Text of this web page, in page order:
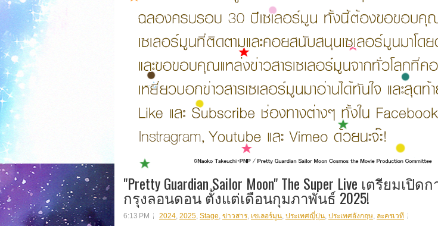
"Pretty Guardian Sailor Moon" The Super Live เตรียมเปิ
กรุงลอนดอน ตั้งแต่เดือนกุมภาพันธ์ 2025!
6:13 PM 2024, 2025, Stage, ข่าวสาร, เซเลอร์มูน, ประเทศญี่ปุ่น, ประเทศอังกฤษ, ละครเวที